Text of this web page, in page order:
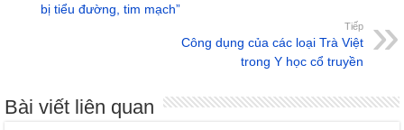
bị tiểu đường, tim mạch”
Tiếp
Công dụng của các loại Trà Việt
trong Y học cổ truyền
Bài viết liên quan